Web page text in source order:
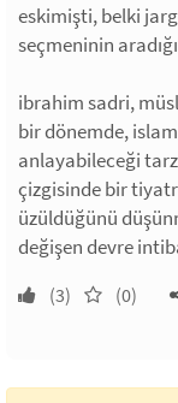
eskimişti, belki
seçmeninin
ibrahim sadri,
bir dönemde,
anlayabileceği
çizgisinde bir
üzüldüğünü
değişen devre
(3) (0)